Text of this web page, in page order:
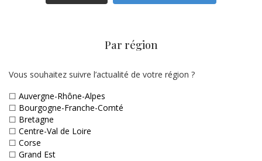
Par région
Vous souhaitez suivre l’actualité de votre région ?
☐ Auvergne-Rhône-Alpes
☐ Bourgogne-Franche-Comté
☐ Bretagne
☐ Centre-Val de Loire
☐ Corse
☐ Grand Est